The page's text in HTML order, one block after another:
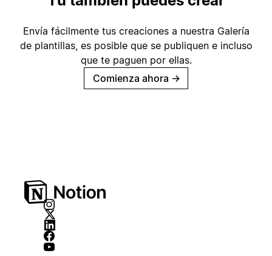
Envía fácilmente tus creaciones a nuestra Galería
de plantillas, es posible que se publiquen e incluso
que te paguen por ellas.
Comienza ahora →